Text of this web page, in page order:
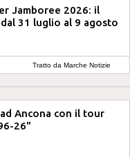
Jamboree 2026: il
31 luglio al 9 agosto
Tratto da Marche Notizie
Ancona con il tour
26"